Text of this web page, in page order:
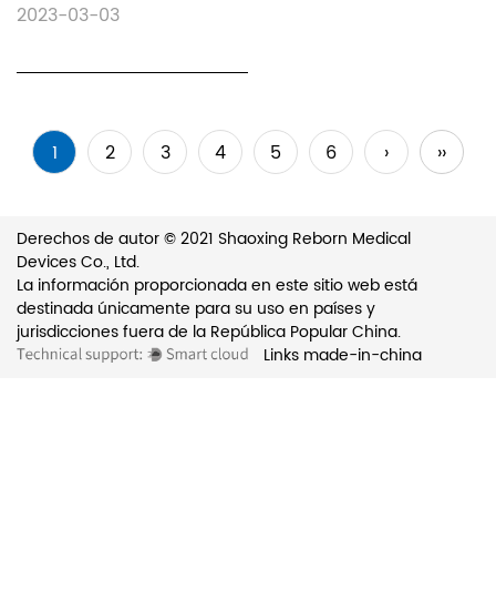
2023-03-03
1 2 3 4 5 6 › ››
Derechos de autor © 2021 Shaoxing Reborn Medical
Devices Co., Ltd.
La información proporcionada en este sitio web está
destinada únicamente para su uso en países y
jurisdicciones fuera de la República Popular China.
Links made-in-china